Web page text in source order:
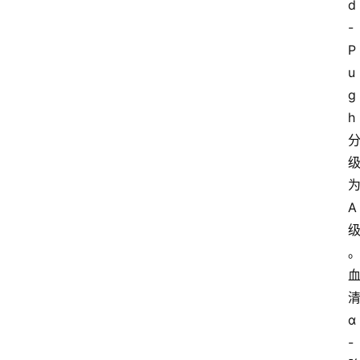
d
-
P
u
g
h
分
级
为
A
级
。
血
清
α
-